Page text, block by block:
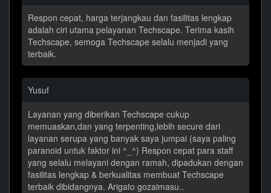
Respon cepat, harga terjangkau dan fasilitas lengkap
adalah ciri utama pelayanan Techscape. Terima kasih
Techscape, semoga Techscape selalu menjadi yang
terbaik.
Yusuf
Layanan yang diberikan Techscape cukup
memuaskan,dan yang terpenting,lebih secure dari
layanan serupa yang banyak saya jumpai (saya paling
paranoid untuk faktor ini ^_^) Respon cepat para staff
yang selalu melayani dengan ramah, dipadukan dengan
fasilitas lengkap & berkualitas membuat Techscape
terbaik dibidangnya. Arigato gozaimasu..